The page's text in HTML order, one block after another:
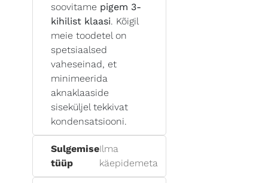
soovitame pigem 3-
kihilist klaasi. Kõigil
meie toodetel on
spetsiaalsed
vaheseinad, et
minimeerida
aknaklaaside
siseküljel tekkivat
kondensatsiooni.
Sulgemise
tüüp
Ilma
käepidemeta